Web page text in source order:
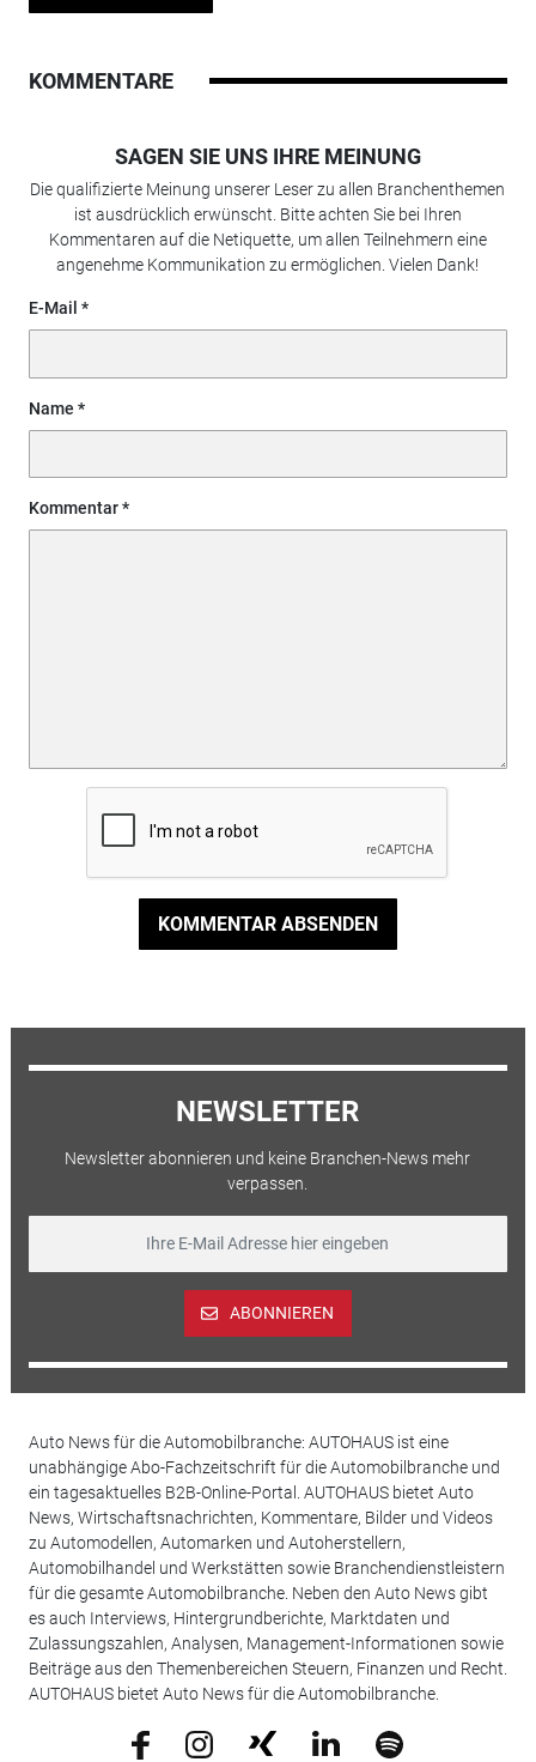
KOMMENTARE
SAGEN SIE UNS IHRE MEINUNG
Die qualifizierte Meinung unserer Leser zu allen Branchenthemen
ist ausdrücklich erwünscht. Bitte achten Sie bei Ihren
Kommentaren auf die Netiquette, um allen Teilnehmern eine
angenehme Kommunikation zu ermöglichen. Vielen Dank!
E-Mail
Name
Kommentar
KOMMENTAR ABSENDEN
NEWSLETTER
Newsletter abonnieren und keine Branchen-News mehr
verpassen.
ABONNIEREN
Auto News für die Automobilbranche: AUTOHAUS ist eine
unabhängige Abo-Fachzeitschrift für die Automobilbranche und
ein tagesaktuelles B2B-Online-Portal. AUTOHAUS bietet Auto
News, Wirtschaftsnachrichten, Kommentare, Bilder und Videos
zu Automodellen, Automarken und Autoherstellern,
Automobilhandel und Werkstätten sowie Branchendienstleistern
für die gesamte Automobilbranche. Neben den Auto News gibt
es auch Interviews, Hintergrundberichte, Marktdaten und
Zulassungszahlen, Analysen, Management-Informationen sowie
Beiträge aus den Themenbereichen Steuern, Finanzen und Recht.
AUTOHAUS bietet Auto News für die Automobilbranche.